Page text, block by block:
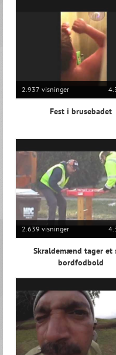
2.937 visninger
Fest i brusebadet
2.639 visninger
Skraldemænd tager et
bordfodbold